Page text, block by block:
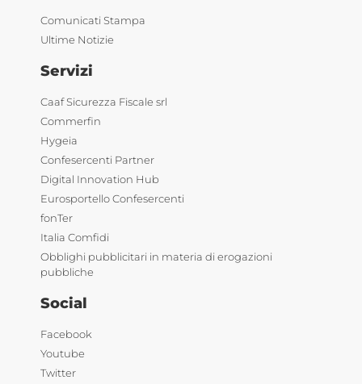
Comunicati Stampa
Ultime Notizie
Servizi
Caaf Sicurezza Fiscale srl
Commerfin
Hygeia
Confesercenti Partner
Digital Innovation Hub
Eurosportello Confesercenti
fonTer
Italia Comfidi
Obblighi pubblicitari in materia di erogazioni
pubbliche
Social
Facebook
Youtube
Twitter